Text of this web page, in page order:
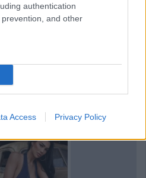
authentication
and other
Access Privacy Policy
lányai